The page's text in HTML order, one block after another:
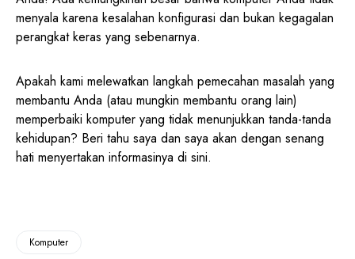
menyala karena kesalahan konfigurasi dan bukan kegagalan
perangkat keras yang sebenarnya.
Apakah kami melewatkan langkah pemecahan masalah yang
membantu Anda (atau mungkin membantu orang lain)
memperbaiki komputer yang tidak menunjukkan tanda-tanda
kehidupan? Beri tahu saya dan saya akan dengan senang
hati menyertakan informasinya di sini.
Komputer